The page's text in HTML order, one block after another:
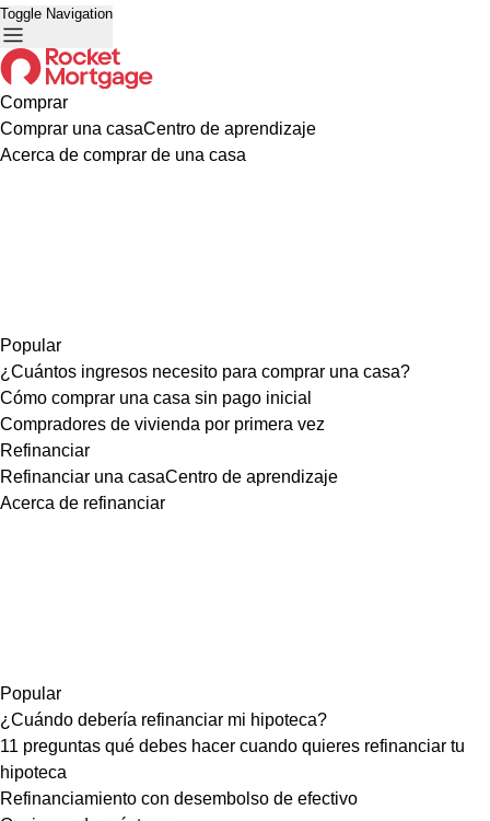
Toggle Navigation
Comprar
Comprar una casaCentro de aprendizaje
Acerca de comprar de una casa
Popular
¿Cuántos ingresos necesito para comprar una casa?
Cómo comprar una casa sin pago inicial
Compradores de vivienda por primera vez
Refinanciar
Refinanciar una casaCentro de aprendizaje
Acerca de refinanciar
Popular
¿Cuándo debería refinanciar mi hipoteca?
11 preguntas qué debes hacer cuando quieres refinanciar tu
hipoteca
Refinanciamiento con desembolso de efectivo